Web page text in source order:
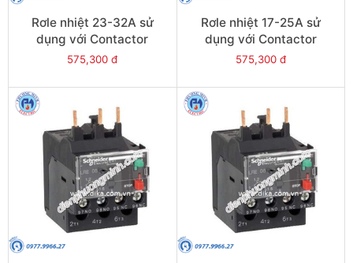
Rơle nhiệt 23-32A sử
dụng với Contactor
LC1E40-E95 - Model
575,300 đ
Rơle nhiệt 17-25A sử
dụng với Contactor
LC1E40-E95 - Model
575,300 đ